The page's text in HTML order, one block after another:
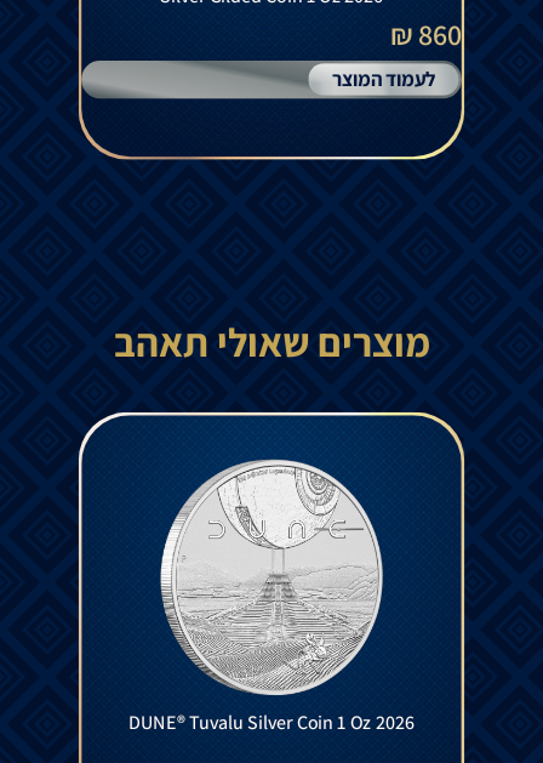
860 ₪
לעמוד המוצר
מוצרים שאולי תאהב
DUNE® Tuvalu Silver Coin 1 Oz 2026